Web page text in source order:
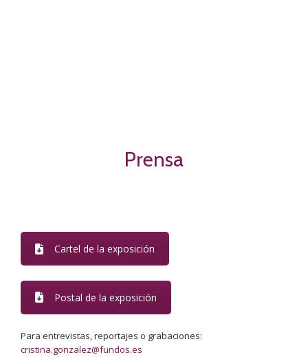
Prensa
Cartel de la exposición
Postal de la exposición
Para entrevistas, reportajes o grabaciones:
cristina.gonzalez@fundos.es